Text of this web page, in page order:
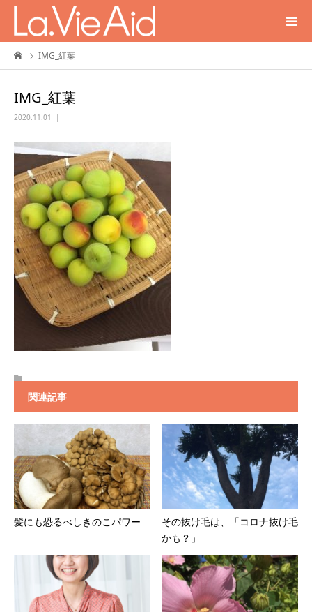
IMG_紅葉
IMG_紅葉
2020.11.01
関連記事
髪にも恐るべしきのこパワー
その抜け毛は、「コロナ抜け毛
かも？」